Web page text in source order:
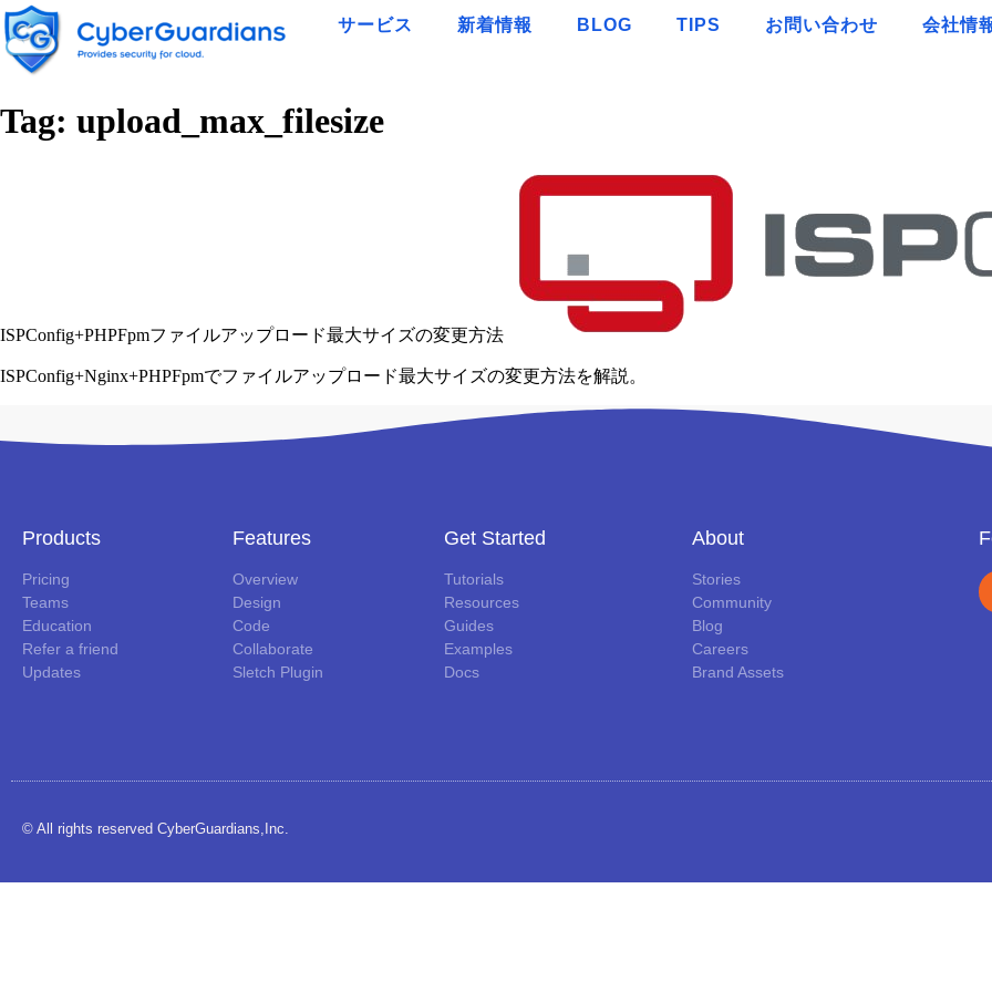
サービス 新着情報 BLOG TIPS お問い合わせ 会社情
Tag: upload_max_filesize
ISPConfig+PHPFpmファイルアップロード最大サイズの変更方法
ISPConfig+Nginx+PHPFpmでファイルアップロード最大サイズの変更方法を解説。
Products
Pricing
Teams
Education
Refer a friend
Updates
Features
Overview
Design
Code
Collaborate
Sletch Plugin
Get Started
Tutorials
Resources
Guides
Examples
Docs
About
Stories
Community
Blog
Careers
Brand Assets
© All rights reserved CyberGuardians,Inc.